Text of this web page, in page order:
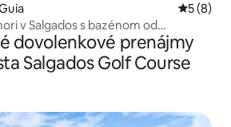
5 (8)
v Salgados s bazénom od
dovolenkové prenájmy
Salgados Golf Course